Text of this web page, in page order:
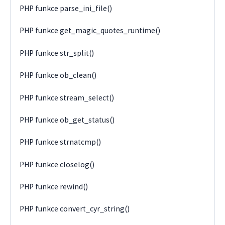
PHP funkce parse_ini_file()
PHP funkce get_magic_quotes_runtime()
PHP funkce str_split()
PHP funkce ob_clean()
PHP funkce stream_select()
PHP funkce ob_get_status()
PHP funkce strnatcmp()
PHP funkce closelog()
PHP funkce rewind()
PHP funkce convert_cyr_string()